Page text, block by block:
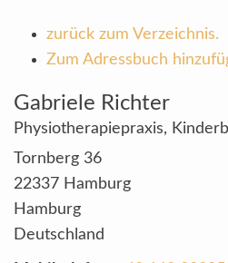
zurück zum Verzeichnis.
Zum Adressbuch
Gabriele Richter
Physiotherapiepraxis,
Tornberg 36
22337 Hamburg
Hamburg
Deutschland